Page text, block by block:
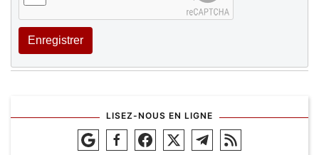
Enregistrer
LISEZ-NOUS EN LIGNE